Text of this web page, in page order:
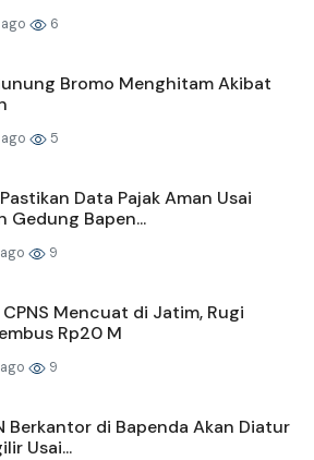
6
Bromo Menghitam Akibat
5
Data Pajak Aman Usai
Gedung Bapen...
9
Mencuat di Jatim, Rugi
Rp20 M
9
Berkantor di Bapenda Akan Diatur
Usai...